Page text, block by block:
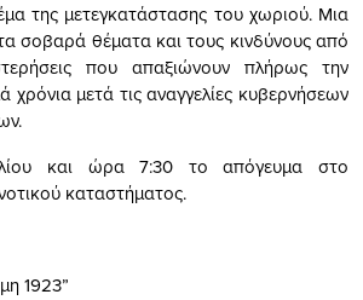
της μετεγκατάστασης του χωριού. Μια
σοβαρά θέματα και τους κινδύνους από
που απαξιώνουν πλήρως την
χρόνια μετά τις αναγγελίες κυβερνήσεων
και ώρα 7:30 το απόγευμα στο
καταστήματος.
1923”